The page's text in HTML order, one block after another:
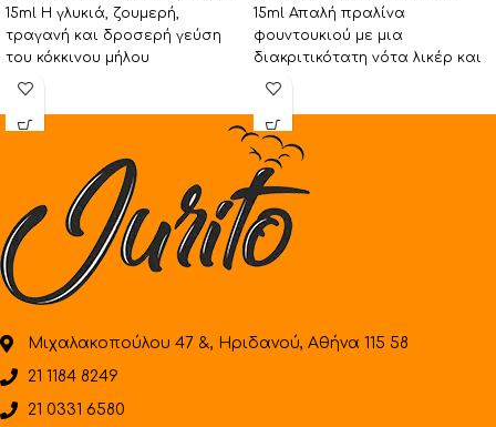
15ml Η γλυκιά, ζουμερή,
τραγανή και δροσερή γεύση
του κόκκινου μήλου
συμπληρώνεται από την όξινη
15ml Απαλή πραλίνα
φουντουκιού με μια
διακριτικότατη νότα λικέρ και
πλούσιες νότες από καφέ
αραίωση:
Μιχαλακοπούλου 47 &, Ηριδανού, Αθήνα 115 58
21 1184 8249
21 0331 6580